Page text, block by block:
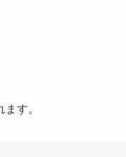
す。